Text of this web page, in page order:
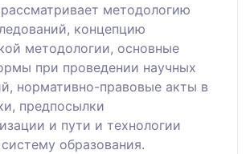
методологию
концепцию
методологии, основные
при проведении научных
нормативно-правовые акты в
предпосылки
и пути и технологии
образования.